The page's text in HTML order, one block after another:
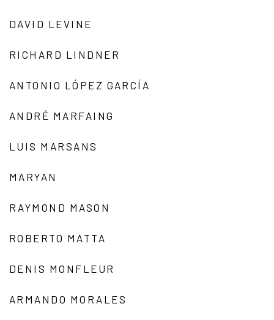
DAVID LEVINE
RICHARD LINDNER
ANTONIO LÓPEZ GARCÍA
ANDRÉ MARFAING
LUIS MARSANS
MARYAN
RAYMOND MASON
ROBERTO MATTA
DENIS MONFLEUR
ARMANDO MORALES